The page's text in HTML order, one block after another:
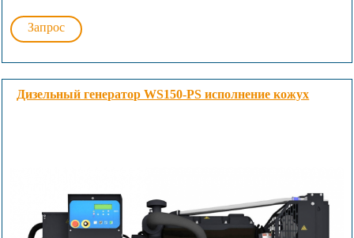
Запрос
Дизельный генератор WS150-PS исполнение кожух